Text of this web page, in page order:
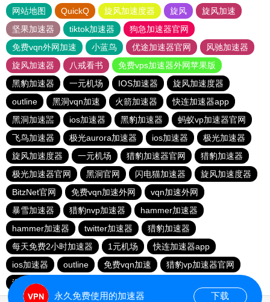
网站地图 QuickQ 旋风加速度器 旋风
旋风加速
坚果加速器
tiktok加速器
狗急加速器官网
免费vqn外网加速
小蓝鸟 优途加速器官网
风驰加速器
旋风加速器
八戒看书
免费vps加速器外网苹果版
黑豹加速器
一元机场 IOS加速器
旋风加速度器
outline
黑洞vqn加速 火箭加速器
快连加速器app
黑洞加速噐
ios加速器 黑豹加速器
蚂蚁vp加速器官网
飞鸟加速器
极光aurora加速器 ios加速器
极光加速器
旋风加速度器
一元机场 猎豹加速器官网
猎豹加速器
极光加速器官网
黑洞官网 闪电猫加速器
旋风加速度器
BitzNet官网
免费vqn加速外网
vqn加速外网
暴雪加速器
猎豹nvp加速器
hammer加速器
hammer加速器
twitter加速器
猎豹加速器
每天免费2小时加速器
1元机场
快连加速器app
ios加速器
outline 免费vqn加速
猎豹vp加速器官网
海鸥加速器
永久免费使用的加速器 下载